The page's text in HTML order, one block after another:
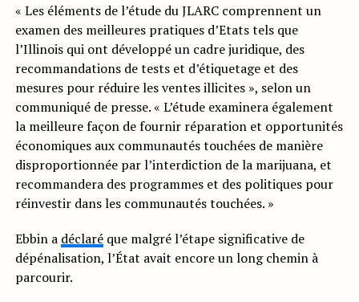
« Les éléments de l’étude du JLARC comprennent un
examen des meilleures pratiques d’Etats tels que
l’Illinois qui ont développé un cadre juridique, des
recommandations de tests et d’étiquetage et des
mesures pour réduire les ventes illicites », selon un
communiqué de presse. « L’étude examinera également
la meilleure façon de fournir réparation et opportunités
économiques aux communautés touchées de manière
disproportionnée par l’interdiction de la marijuana, et
recommandera des programmes et des politiques pour
réinvestir dans les communautés touchées. »
Ebbin a déclaréque malgré l’étape significative de
dépénalisation, l’État avait encore un long chemin à
parcourir.